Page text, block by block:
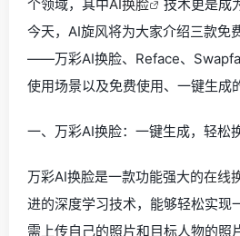
个领域，其中AI换脸
技术更是成
今天，AI旋风将为大家介绍三款免
——万彩AI换脸、Reface、
使用场景以及免费使用、一键生成
一、万彩AI换脸：一键生成，轻松
万彩AI换脸是一款功能强大的在线
进的深度学习技术，能够轻松实现
需上传自己的照片和目标人物的照